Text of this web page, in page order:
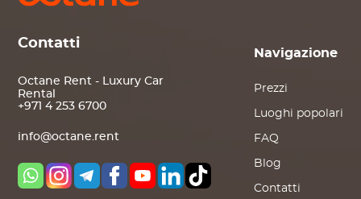
Contatti
Octane Rent - Luxury Car
Rental
+971 4 253 6700
info@octane.rent
Navigazione
Prezzi
Luoghi popolari
FAQ
Blog
Contatti